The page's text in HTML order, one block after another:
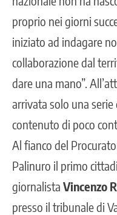
proprio nei giorni
iniziato ad indagare
collaborazione dal
dare una mano”.
arrivata solo una
contenuto di poco
Al fianco del
Palinuro il primo
giornalista Vincenzo
presso il tribunale di